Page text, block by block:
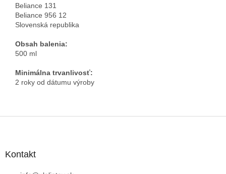
Beliance 131
Beliance 956 12
Slovenská republika
Obsah balenia:
500 ml
Minimálna trvanlivosť:
2 roky od dátumu výroby
Kontakt